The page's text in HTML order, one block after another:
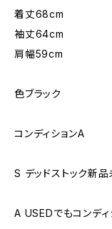
着丈68cm
袖丈64cm
肩幅59cm
色ブラック
コンディションA
S デッドストック新
A USEDでもコンデ